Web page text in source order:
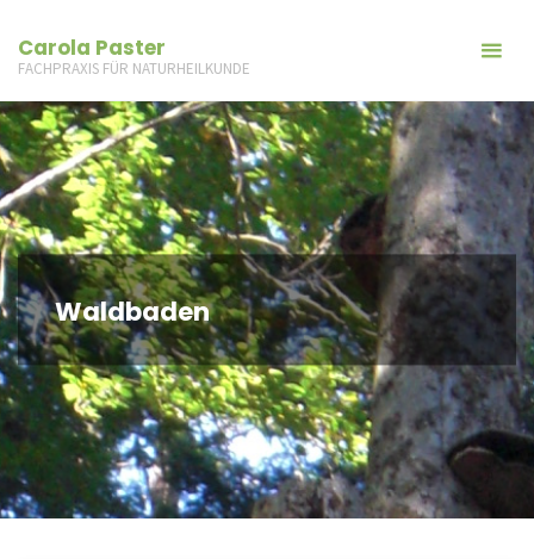
Carola Paster
FACHPRAXIS FÜR NATURHEILKUNDE
Waldbaden